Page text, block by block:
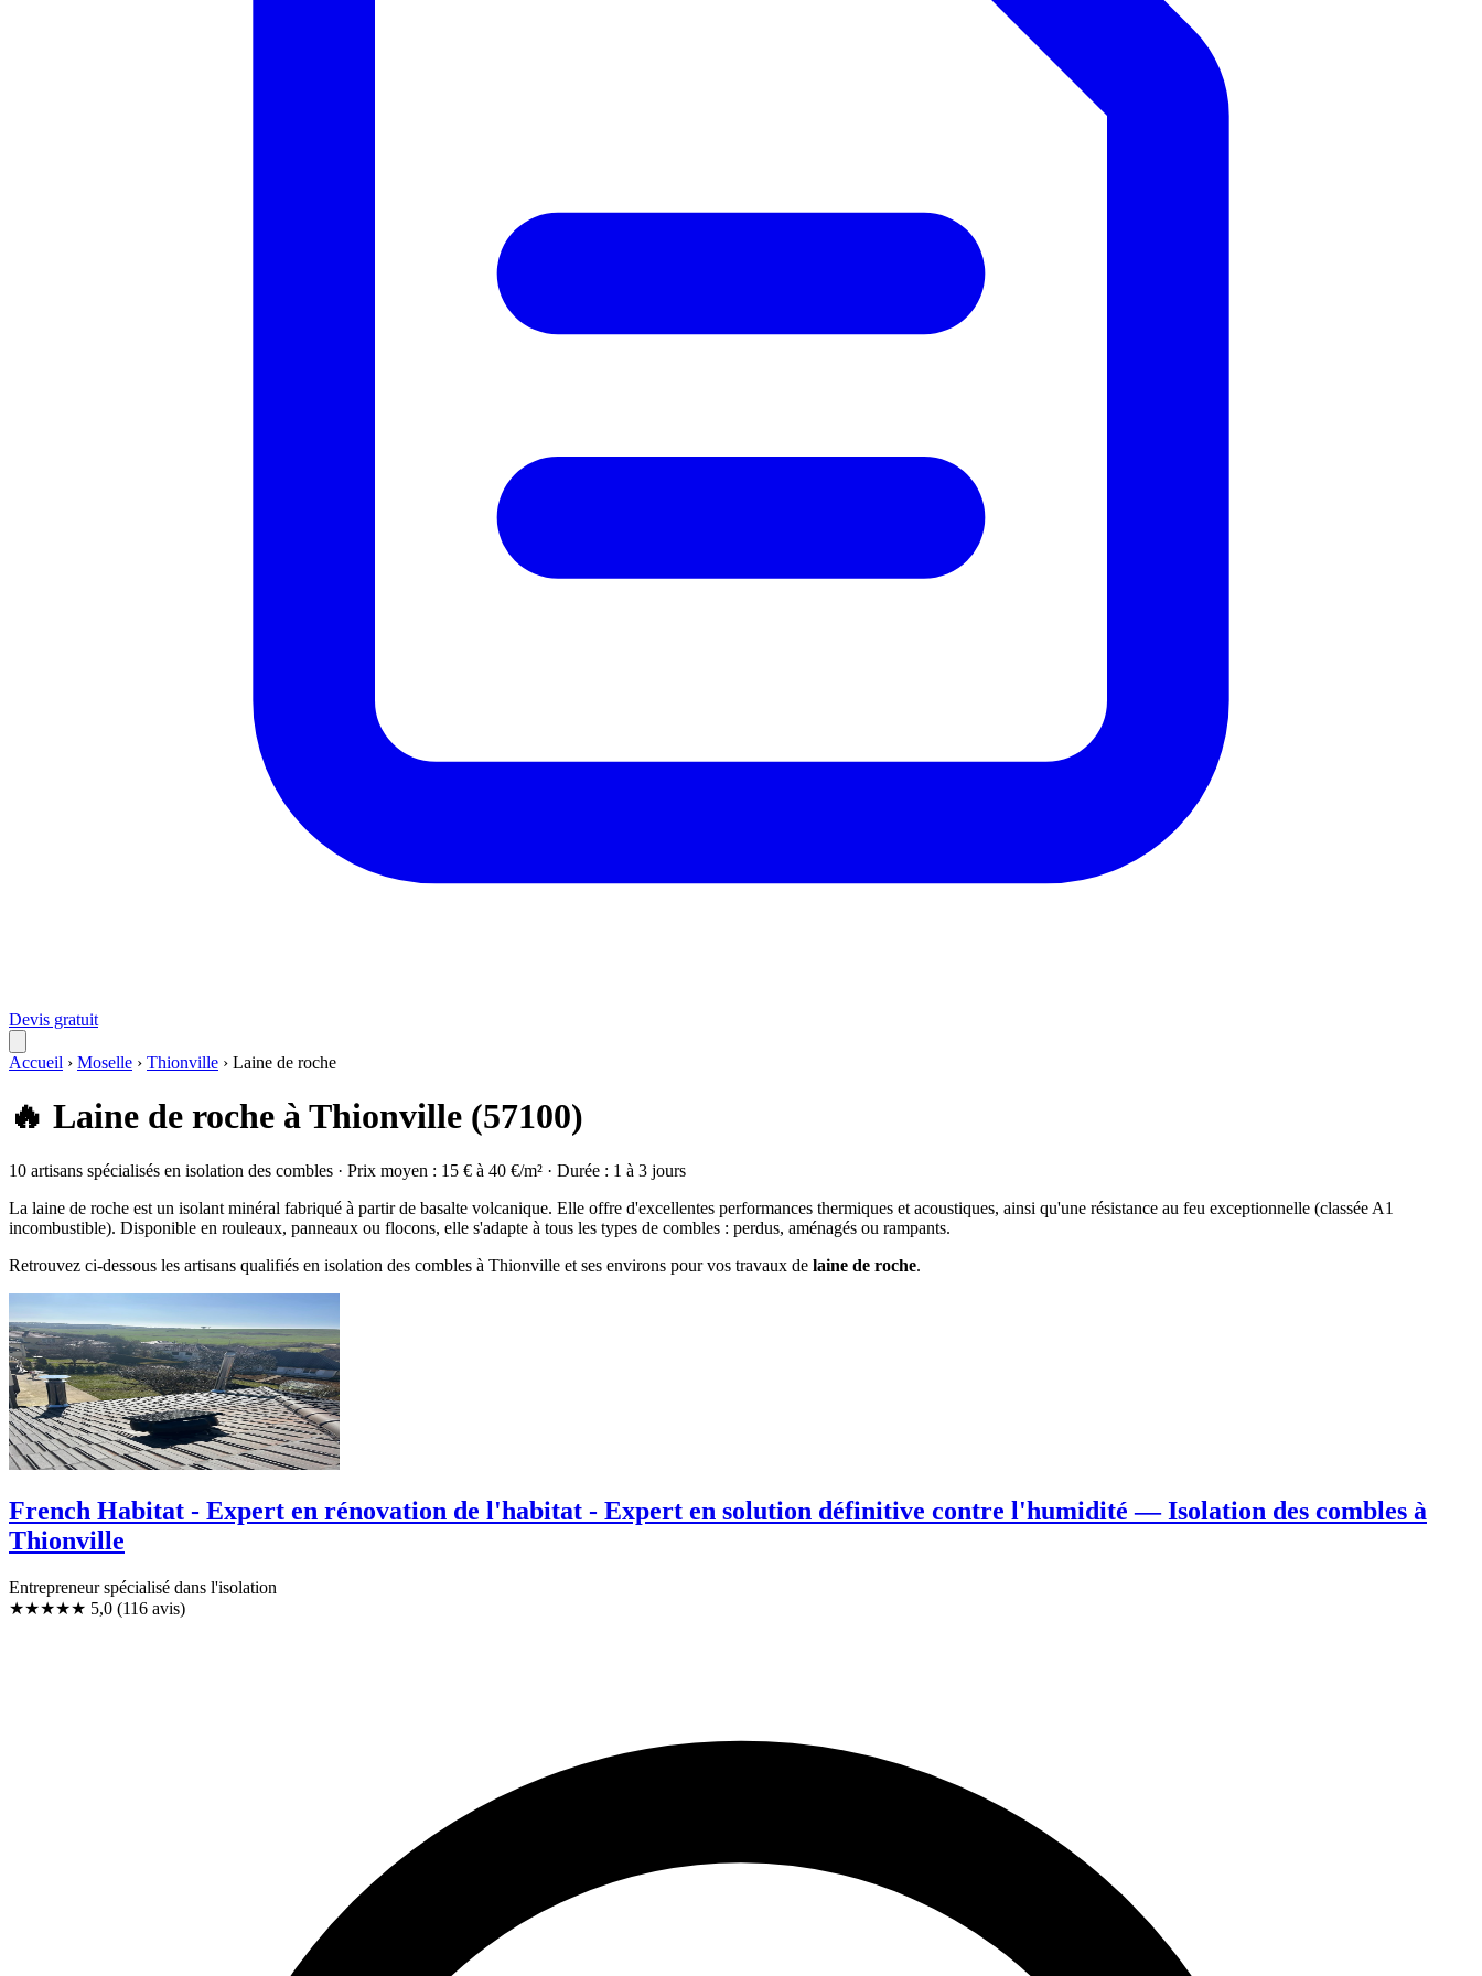
Devis gratuit
Accueil › Moselle › Thionville › Laine de roche
🔥 Laine de roche à Thionville (57100)
10 artisans spécialisés en isolation des combles · Prix moyen : 15 € à 40 €/m² · Durée : 1 à 3 jours
La laine de roche est un isolant minéral fabriqué à partir de basalte volcanique. Elle offre d'excellentes performances thermiques et acoustiques, ainsi qu'une résistance au feu exceptionnelle (classée A1
incombustible). Disponible en rouleaux, panneaux ou flocons, elle s'adapte à tous les types de combles : perdus, aménagés ou rampants.
Retrouvez ci-dessous les artisans qualifiés en isolation des combles à Thionville et ses environs pour vos travaux de laine de roche.
French Habitat - Expert en rénovation de l'habitat - Expert en solution définitive contre l'humidité — Isolation des combles à
Thionville
Entrepreneur spécialisé dans l'isolation
★★★★★ 5,0 (116 avis)